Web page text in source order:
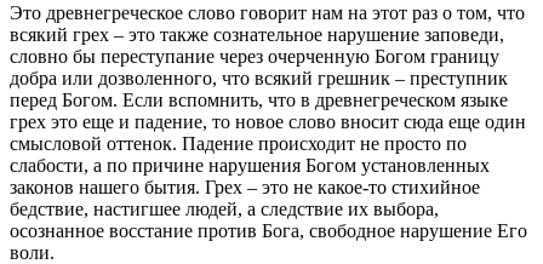
Это древнегреческое слово говорит нам на этот раз о том, что
всякий грех – это также сознательное нарушение заповеди,
словно бы переступание через очерченную Богом границу
добра или дозволенного, что всякий грешник – преступник
перед Богом. Если вспомнить, что в древнегреческом языке
грех это еще и падение, то новое слово вносит сюда еще один
смысловой оттенок. Падение происходит не просто по
слабости, а по причине нарушения Богом установленных
законов нашего бытия. Грех – это не какое-то стихийное
бедствие, настигшее людей, а следствие их выбора,
осознанное восстание против Бога, свободное нарушение Его
воли.